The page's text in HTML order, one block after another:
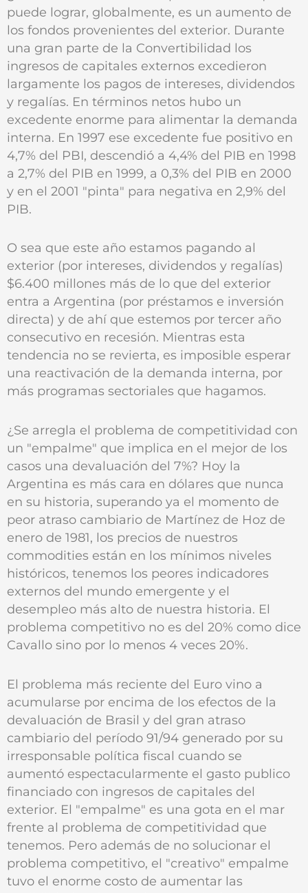
puede lograr, globalmente, es un aumento de
los fondos provenientes del exterior. Durante
una gran parte de la Convertibilidad los
ingresos de capitales externos excedieron
largamente los pagos de intereses, dividendos
y regalías. En términos netos hubo un
excedente enorme para alimentar la demanda
interna. En 1997 ese excedente fue positivo en
4,7% del PBI, descendió a 4,4% del PIB en 1998
a 2,7% del PIB en 1999, a 0,3% del PIB en 2000
y en el 2001 "pinta" para negativa en 2,9% del
PIB.
O sea que este año estamos pagando al
exterior (por intereses, dividendos y regalías)
$6.400 millones más de lo que del exterior
entra a Argentina (por préstamos e inversión
directa) y de ahí que estemos por tercer año
consecutivo en recesión. Mientras esta
tendencia no se revierta, es imposible esperar
una reactivación de la demanda interna, por
más programas sectoriales que hagamos.
¿Se arregla el problema de competitividad con
un "empalme" que implica en el mejor de los
casos una devaluación del 7%? Hoy la
Argentina es más cara en dólares que nunca
en su historia, superando ya el momento de
peor atraso cambiario de Martínez de Hoz de
enero de 1981, los precios de nuestros
commodities están en los mínimos niveles
históricos, tenemos los peores indicadores
externos del mundo emergente y el
desempleo más alto de nuestra historia. El
problema competitivo no es del 20% como dice
Cavallo sino por lo menos 4 veces 20%.
El problema más reciente del Euro vino a
acumularse por encima de los efectos de la
devaluación de Brasil y del gran atraso
cambiario del período 91/94 generado por su
irresponsable política fiscal cuando se
aumentó espectacularmente el gasto publico
financiado con ingresos de capitales del
exterior. El "empalme" es una gota en el mar
frente al problema de competitividad que
tenemos. Pero además de no solucionar el
problema competitivo, el "creativo" empalme
tuvo el enorme costo de aumentar las